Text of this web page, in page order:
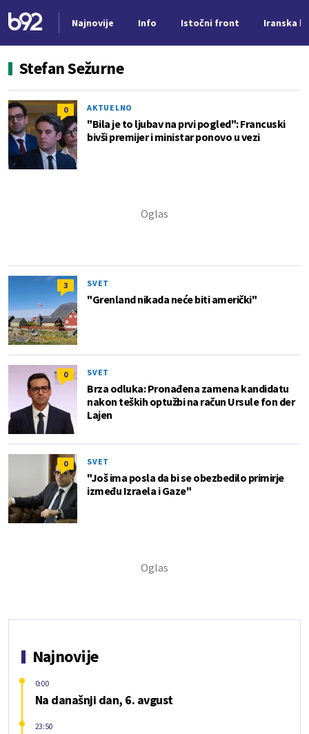
Najnovije Info Istočni front Iranska
Stefan Sežurne
0 AKTUELNO
"Bila je to ljubav na prvi pogled": Francuski
bivši premijer i ministar ponovo u vezi
3 SVET
"Grenland nikada neće biti američki"
0 SVET
Brza odluka: Pronađena zamena kandidatu
nakon teških optužbi na račun Ursule fon der
Lajen
0 SVET
"Još ima posla da bi se obezbedilo primirje
između Izraela i Gaze"
Najnovije
Na današnji dan, 6. avgust
0:00
23:50